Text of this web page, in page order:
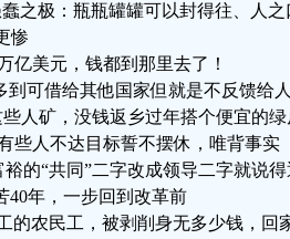
之极：瓶瓶罐罐可以封得往、人
惨
亿美元，钱都到那里去了！
到可借给其他国家但就是不反馈给
些人矿，没钱返乡过年搭个便宜的
些人不达目标誓不摆休，唯背事实
裕的“共同”二字改成领导二字就说得
40年，一步回到改革前
的农民工，被剥削身无多少钱，